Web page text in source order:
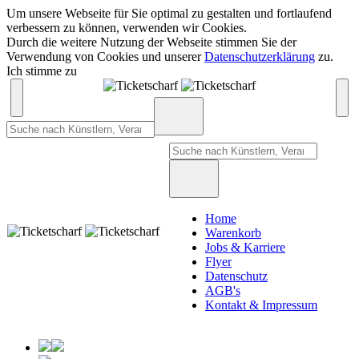
Um unsere Webseite für Sie optimal zu gestalten und fortlaufend
verbessern zu können, verwenden wir Cookies.
Durch die weitere Nutzung der Webseite stimmen Sie der
Verwendung von Cookies und unsererDatenschutzerklärung zu.
Ich stimme zu
Home
Warenkorb
Jobs & Karriere
Flyer
Datenschutz
AGB's
Kontakt & Impressum